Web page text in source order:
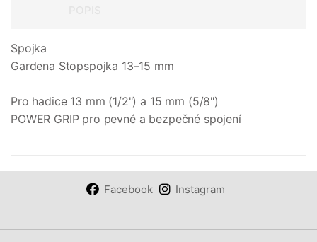
Spojka
Gardena Stopspojka 13–15 mm
Pro hadice 13 mm (1/2") a 15 mm (5/8")
POWER GRIP pro pevné a bezpečné spojení
Facebook Instagram